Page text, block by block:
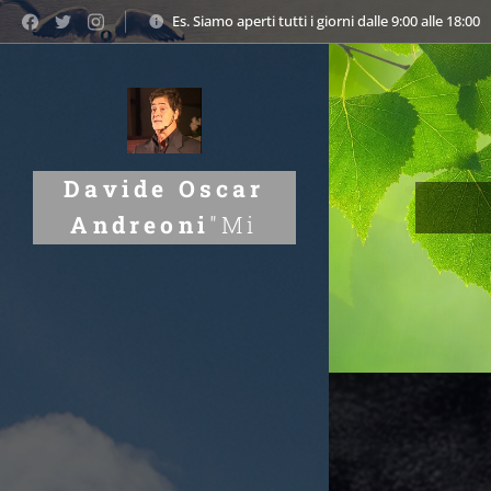
Es. Siamo aperti tutti i giorni dalle 9:00 alle 18:00
Davide Oscar
Andreoni"Mi
e lo studio dei
legami tra uomo
e natura, aiuto a
Il